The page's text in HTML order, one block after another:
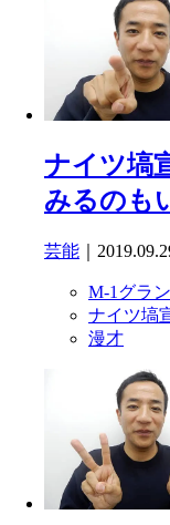
ナイツ塙
みるのも
芸能 ｜
M-1グラ
ナイツ塙
漫才